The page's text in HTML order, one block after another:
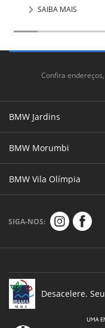
SAIBA MAIS
Confira
BMW Jardins
BMW Morumbi
BMW Vila Olímpia
SIGA-NOS:
Desacelere.